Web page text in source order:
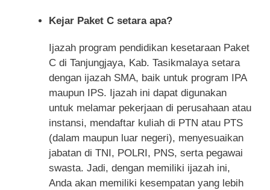
Kejar Paket C setara apa?
Ijazah program pendidikan kesetaraan Paket
C di Tanjungjaya, Kab. Tasikmalaya setara
dengan ijazah SMA, baik untuk program IPA
maupun IPS. Ijazah ini dapat digunakan
untuk melamar pekerjaan di perusahaan atau
instansi, mendaftar kuliah di PTN atau PTS
(dalam maupun luar negeri), menyesuaikan
jabatan di TNI, POLRI, PNS, serta pegawai
swasta. Jadi, dengan memiliki ijazah ini,
Anda akan memiliki kesempatan yang lebih